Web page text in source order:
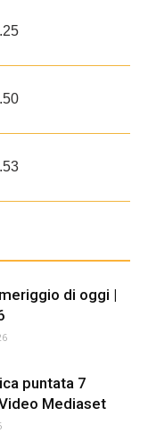
di oggi |
puntata 7
Mediaset